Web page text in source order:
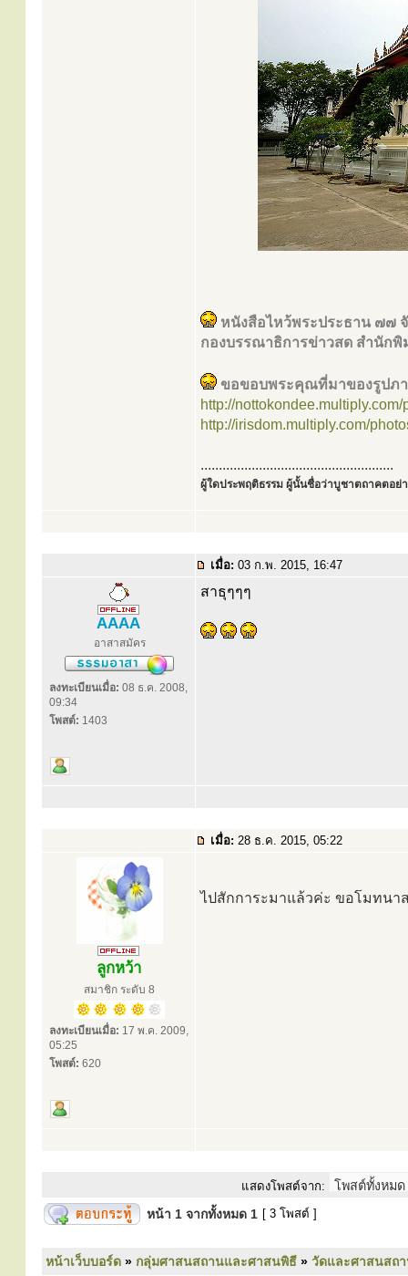
หนังสือไหว้พระประธาน ๗๗
กองบรรณาธิการข่าวสด สำนัก
ขอขอบพระคุณที่มาของรูปภ
http://
http://irisdom.multiply.com/
.....................................................
ผู้ใดประพฤติธรรม ผู้นั้นชื่อว่าบูชาตถาคตอย่า
เมื่อ: 03 ก.พ. 2015, 16:47
AAAA
อาสาสมัคร
ลงทะเบียนเมื่อ: 08 ธ.ค. 2008,
09:34
โพสต์: 1403
สาธุๆๆๆ
เมื่อ: 28 ธ.ค. 2015, 05:22
ลูกหว้า
สมาชิก ระดับ 8
ลงทะเบียนเมื่อ: 17 พ.ค. 2009,
05:25
โพสต์: 620
ไปสักการะมาแล้วค่ะ ขอโมทนา
แสดงโพสต์จาก:
หน้า 1 จากทั้งหมด 1 [ 3 โพสต์ ]
หน้าเว็บบอร์ด » กลุ่มศาสนสถานและศาสนพิธี » วัดและศาสนสถ